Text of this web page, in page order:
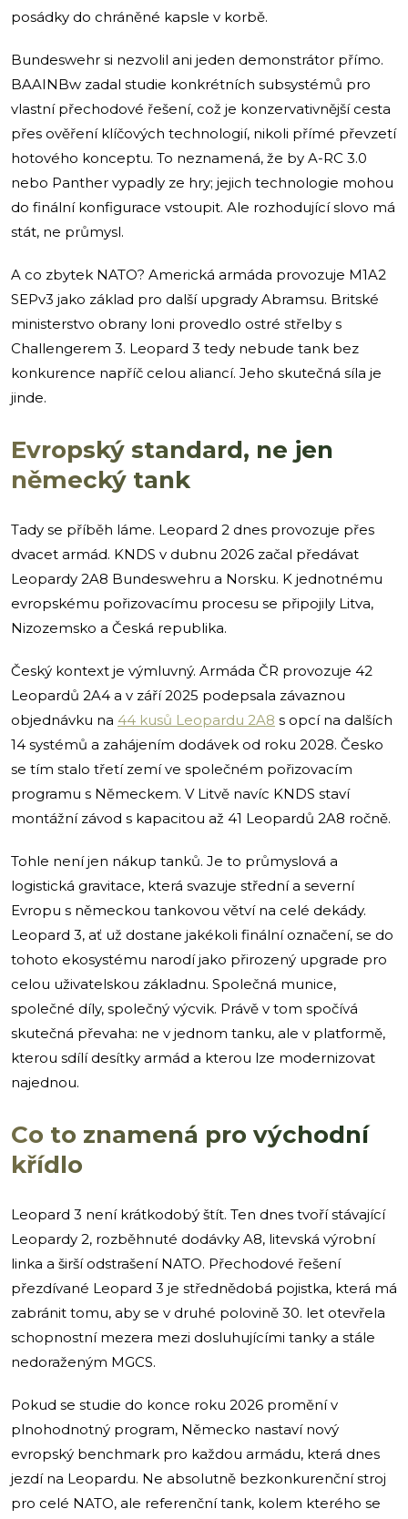
posádky do chráněné kapsle v korbě.
Bundeswehr si nezvolil ani jeden demonstrátor přímo.
BAAINBw zadal studie konkrétních subsystémů pro
vlastní přechodové řešení, což je konzervativnější cesta
přes ověření klíčových technologií, nikoli přímé převzetí
hotového konceptu. To neznamená, že by A-RC 3.0
nebo Panther vypadly ze hry; jejich technologie mohou
do finální konfigurace vstoupit. Ale rozhodující slovo má
stát, ne průmysl.
A co zbytek NATO? Americká armáda provozuje M1A2
SEPv3 jako základ pro další upgrady Abramsu. Britské
ministerstvo obrany loni provedlo ostré střelby s
Challengerem 3. Leopard 3 tedy nebude tank bez
konkurence napříč celou aliancí. Jeho skutečná síla je
jinde.
Evropský standard, ne jen
německý tank
Tady se příběh láme. Leopard 2 dnes provozuje přes
dvacet armád. KNDS v dubnu 2026 začal předávat
Leopardy 2A8 Bundeswehru a Norsku. K jednotnému
evropskému pořizovacímu procesu se připojily Litva,
Nizozemsko a Česká republika.
Český kontext je výmluvný. Armáda ČR provozuje 42
Leopardů 2A4 a v září 2025 podepsala závaznou
objednávku na 44 kusů Leopardu 2A8 s opcí na dalších
14 systémů a zahájením dodávek od roku 2028. Česko
se tím stalo třetí zemí ve společném pořizovacím
programu s Německem. V Litvě navíc KNDS staví
montážní závod s kapacitou až 41 Leopardů 2A8 ročně.
Tohle není jen nákup tanků. Je to průmyslová a
logistická gravitace, která svazuje střední a severní
Evropu s německou tankovou větví na celé dekády.
Leopard 3, ať už dostane jakékoli finální označení, se do
tohoto ekosystému narodí jako přirozený upgrade pro
celou uživatelskou základnu. Společná munice,
společné díly, společný výcvik. Právě v tom spočívá
skutečná převaha: ne v jednom tanku, ale v platformě,
kterou sdílí desítky armád a kterou lze modernizovat
najednou.
Co to znamená pro východní
křídlo
Leopard 3 není krátkodobý štít. Ten dnes tvoří stávající
Leopardy 2, rozběhnuté dodávky A8, litevská výrobní
linka a širší odstrašení NATO. Přechodové řešení
přezdívané Leopard 3 je střednědobá pojistka, která má
zabránit tomu, aby se v druhé polovině 30. let otevřela
schopnostní mezera mezi dosluhujícími tanky a stále
nedoraženým MGCS.
Pokud se studie do konce roku 2026 promění v
plnohodnotný program, Německo nastaví nový
evropský benchmark pro každou armádu, která dnes
jezdí na Leopardu. Ne absolutně bezkonkurenční stroj
pro celé NATO, ale referenční tank, kolem kterého se